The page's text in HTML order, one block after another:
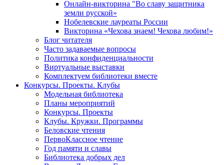
Онлайн-викторина "Во славу защитника
земли русской»
Нобелевские лауреаты России
Викторина «Чехова знаем! Чехова любим!»
Блог читателя
Часто задаваемые вопросы
Политика конфиденциальности
Виртуальные выставки
Комплектуем библиотеки вместе
Конкурсы. Проекты. Клубы
Модельная библиотека
Планы мероприятий
Конкурсы. Проекты
Клубы. Кружки. Программы
Беловские чтения
ПервоКлассное чтение
Год памяти и славы
Библиотека добрых дел